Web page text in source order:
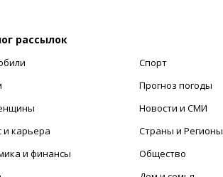
рассылок
и карьера
и финансы
Спорт
Прогноз погоды
Новости и СМИ
Страны и Регионы
Общество